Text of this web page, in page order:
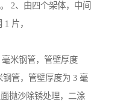
2、由四个架体，中间
片，
米钢管，管壁厚度
管，管壁厚度为 3 毫
抛沙除锈处理，二涂